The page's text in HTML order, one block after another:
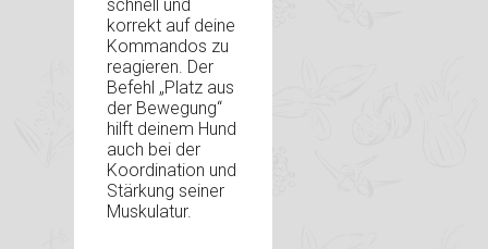
schnell und
korrekt auf deine
Kommandos zu
reagieren. Der
Befehl „Platz aus
der Bewegung“
hilft deinem Hund
auch bei der
Koordination und
Stärkung seiner
Muskulatur.